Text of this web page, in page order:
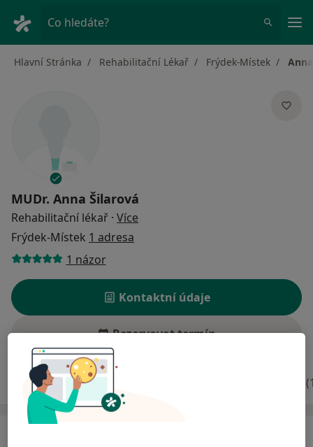
Co hledáte?
Hlavní Stránka Rehabilitační Lékař Frýdek-Místek
MUDr. Anna Šilarová
Rehabilitační lékař · Více
Frýdek-Místek 1 adresa
1 názor
Kontaktní údaje
Rezervovat termín
Zkušenosti Názory pacientů